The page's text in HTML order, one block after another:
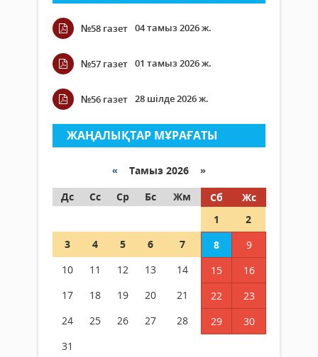
№58 газет 04 тамыз 2026 ж.
№57 газет 01 тамыз 2026 ж.
№56 газет 28 шілде 2026 ж.
ЖАҢАЛЫҚТАР МҰРАҒАТЫ
« Тамыз 2026 »
Дс
Сс Ср Бс Жм Сб
Жс
1
2
3
4 5 6 7 8
9
10
11 12 13 14 15
16
17
18 19 20 21 22
23
24
25 26 27 28 29
30
31